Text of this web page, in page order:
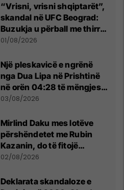
“Vrisni, vrisni shqiptarët”,
skandal në UFC Beograd:
Buzukja u përball me thirrje
anti-shqiptare nga
01/08/2026
Një pleskavicë e ngrënë
nga Dua Lipa në Prishtinë
në orën 04:28 të mëngjesit
- dhe bota digjitale serbe
03/08/2026
Mirlind Daku mes lotëve
përshëndetet me Rubin
Kazanin, do të fitojë
miliona te Spartak Moska
02/08/2026
​Deklarata skandaloze e